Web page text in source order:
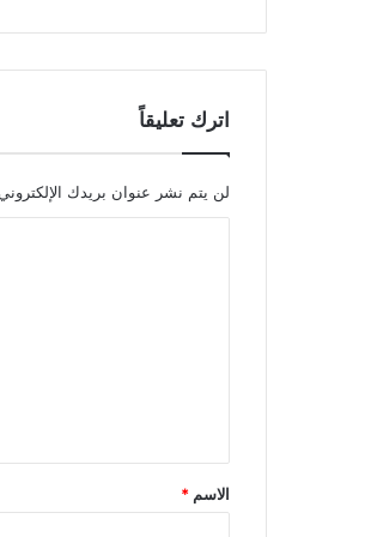
اترك تعليقاً
لن يتم نشر عنوان بريدك
*
الاسم *